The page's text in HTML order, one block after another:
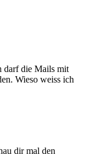
darf die Mails mit
Wieso weiss ich
dir mal den